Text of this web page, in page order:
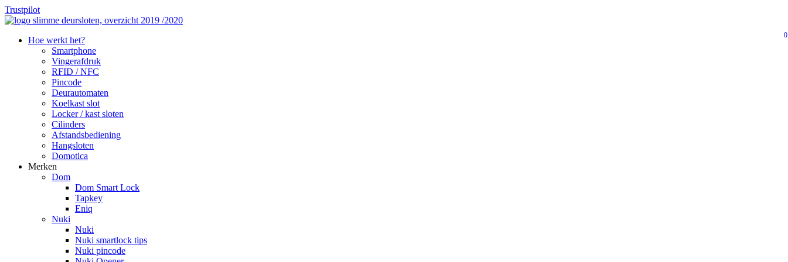
Skip
to
content
Trustpilot
search 0
Menu
Hoe werkt het?
Smartphone
Vingerafdruk
RFID / NFC
Pincode
Deurautomaten
Koelkast slot
Locker / kast sloten
Cilinders
Afstandsbediening
Hangsloten
Domotica
Merken
Dom
Dom Smart Lock
Tapkey
Eniq
Nuki
Nuki
Nuki smartlock tips
Nuki pincode